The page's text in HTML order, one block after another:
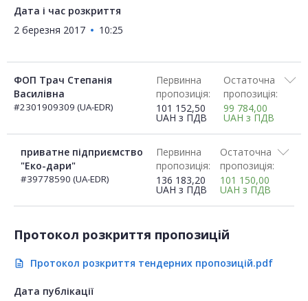
Дата і час розкриття
2 березня 2017
10:25
ФОП Трач Степанія
Василівна
#2301909309 (UA-EDR)
Первинна
пропозиція:
101 152,50
UAH з ПДВ
Остаточна
пропозиція:
99 784,00
UAH з ПДВ
приватне підприємство
"Еко-дари"
#39778590 (UA-EDR)
Первинна
пропозиція:
136 183,20
UAH з ПДВ
Остаточна
пропозиція:
101 150,00
UAH з ПДВ
Протокол розкриття пропозицій
description Протокол розкриття тендерних пропозицій.pdf
Дата публікації